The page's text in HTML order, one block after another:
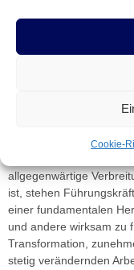
Cookie-
Thema
Fremdführung in
Kollaboration im
Intelligenz“ beim
Intelligenz: Wie
allgegenwärtige
ist, stehen
einer fundamentalen
und andere wirksam zu
Transformation,
stetig verändernden